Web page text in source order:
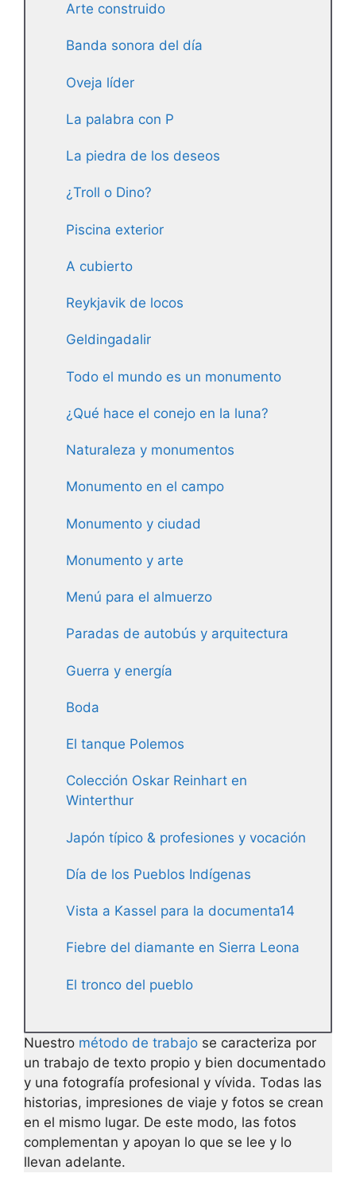
Arte construido
Banda sonora del día
Oveja líder
La palabra con P
La piedra de los deseos
¿Troll o Dino?
Piscina exterior
A cubierto
Reykjavik de locos
Geldingadalir
Todo el mundo es un monumento
¿Qué hace el conejo en la luna?
Naturaleza y monumentos
Monumento en el campo
Monumento y ciudad
Monumento y arte
Menú para el almuerzo
Paradas de autobús y arquitectura
Guerra y energía
Boda
El tanque Polemos
Colección Oskar Reinhart en
Winterthur
Japón típico & profesiones y vocación
Día de los Pueblos Indígenas
Vista a Kassel para la documenta14
Fiebre del diamante en Sierra Leona
El tronco del pueblo
Nuestro método de trabajo se caracteriza por
un trabajo de texto propio y bien documentado
y una fotografía profesional y vívida. Todas las
historias, impresiones de viaje y fotos se crean
en el mismo lugar. De este modo, las fotos
complementan y apoyan lo que se lee y lo
llevan adelante.